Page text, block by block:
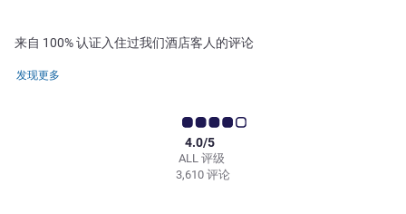
来自 100% 认证入住过我们酒店客人的评论
发现更多
ALL 评级
4.0/5
3,610 评论